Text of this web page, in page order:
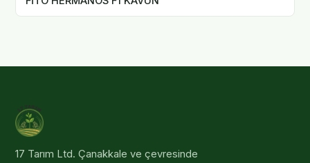
17 Tarım Ltd. Çanakkale ve çevresinde